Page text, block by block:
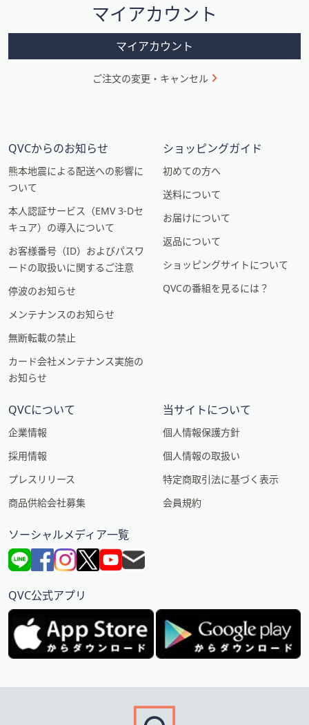
ン
マイアカウント
マイアカウント
ご注文の変更・キャンセル
QVCからのお知らせ
熊本地震による配送への影響に
ついて
本人認証サービス（EMV 3-Dセ
キュア）の導入について
お客様番号（ID）およびパスワ
ードの取扱いに関するご注意
停波のお知らせ
メンテナンスのお知らせ
無断転載の禁止
カード会社メンテナンス実施の
お知らせ
ショッピングガイド
初めての方へ
送料について
お届けについて
返品について
ショッピングサイトについて
QVCの番組を見るには？
QVCについて
企業情報
採用情報
プレスリリース
商品供給会社募集
当サイトについて
個人情報保護方針
個人情報の取扱い
特定商取引法に基づく表示
会員規約
ソーシャルメディア一覧
QVC公式アプリ